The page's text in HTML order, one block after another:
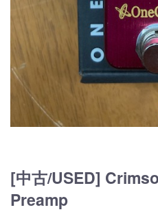
[中古/USED]
Preamp